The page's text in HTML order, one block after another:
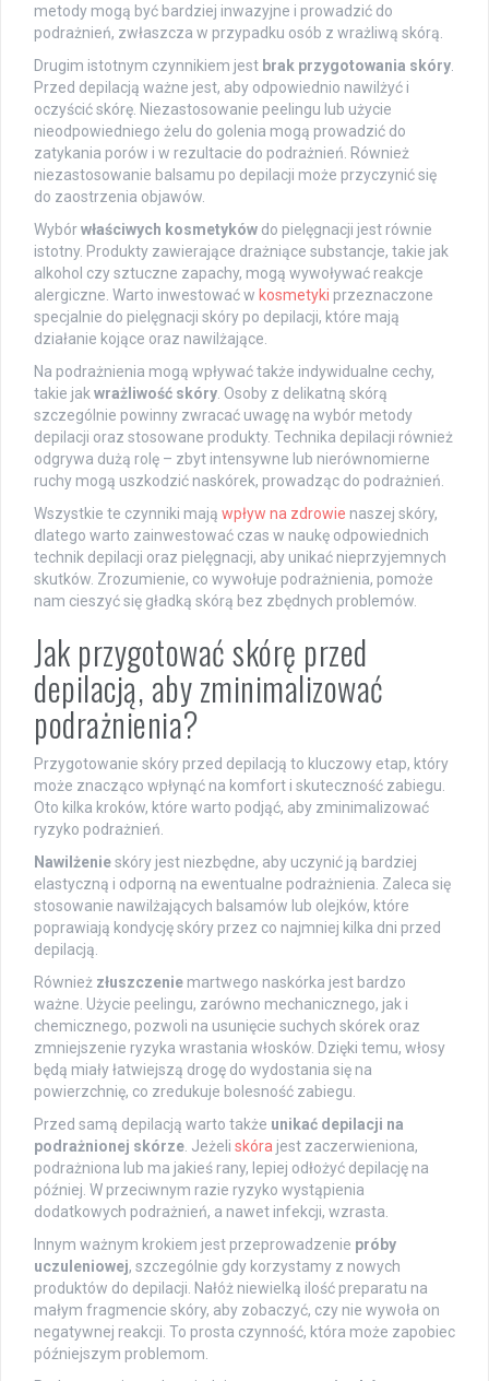
metody mogą być bardziej inwazyjne i prowadzić do
podrażnień, zwłaszcza w przypadku osób z wrażliwą skórą.
Drugim istotnym czynnikiem jest brak przygotowania skóry.
Przed depilacją ważne jest, aby odpowiednio nawilżyć i
oczyścić skórę. Niezastosowanie peelingu lub użycie
nieodpowiedniego żelu do golenia mogą prowadzić do
zatykania porów i w rezultacie do podrażnień. Również
niezastosowanie balsamu po depilacji może przyczynić się
do zaostrzenia objawów.
Wybórwłaściwych kosmetyków do pielęgnacji jest równie
istotny. Produkty zawierające drażniące substancje, takie jak
alkohol czy sztuczne zapachy, mogą wywoływać reakcje
alergiczne. Warto inwestować w kosmetyki przeznaczone
specjalnie do pielęgnacji skóry po depilacji, które mają
działanie kojące oraz nawilżające.
Na podrażnienia mogą wpływać także indywidualne cechy,
takie jakwrażliwość skóry. Osoby z delikatną skórą
szczególnie powinny zwracać uwagę na wybór metody
depilacji oraz stosowane produkty. Technika depilacji również
odgrywa dużą rolę – zbyt intensywne lub nierównomierne
ruchy mogą uszkodzić naskórek, prowadząc do podrażnień.
Wszystkie te czynniki mają wpływ na zdrowie naszej skóry,
dlatego warto zainwestować czas w naukę odpowiednich
technik depilacji oraz pielęgnacji, aby unikać nieprzyjemnych
skutków. Zrozumienie, co wywołuje podrażnienia, pomoże
nam cieszyć się gładką skórą bez zbędnych problemów.
Jak przygotować skórę przed
depilacją, aby zminimalizować
podrażnienia?
Przygotowanie skóry przed depilacją to kluczowy etap, który
może znacząco wpłynąć na komfort i skuteczność zabiegu.
Oto kilka kroków, które warto podjąć, aby zminimalizować
ryzyko podrażnień.
Nawilżenieskóry jest niezbędne, aby uczynić ją bardziej
elastyczną i odporną na ewentualne podrażnienia. Zaleca się
stosowanie nawilżających balsamów lub olejków, które
poprawiają kondycję skóry przez co najmniej kilka dni przed
depilacją.
Również złuszczenie martwego naskórka jest bardzo
ważne. Użycie peelingu, zarówno mechanicznego, jak i
chemicznego, pozwoli na usunięcie suchych skórek oraz
zmniejszenie ryzyka wrastania włosków. Dzięki temu, włosy
będą miały łatwiejszą drogę do wydostania się na
powierzchnię, co zredukuje bolesność zabiegu.
Przed samą depilacją warto także unikać depilacji na
podrażnionej skórze. Jeżeli skóra jest zaczerwieniona,
podrażniona lub ma jakieś rany, lepiej odłożyć depilację na
później. W przeciwnym razie ryzyko wystąpienia
dodatkowych podrażnień, a nawet infekcji, wzrasta.
Innym ważnym krokiem jest przeprowadzenie próby
uczuleniowej, szczególnie gdy korzystamy z nowych
produktów do depilacji. Nałóż niewielką ilość preparatu na
małym fragmencie skóry, aby zobaczyć, czy nie wywoła on
negatywnej reakcji. To prosta czynność, która może zapobiec
późniejszym problemom.